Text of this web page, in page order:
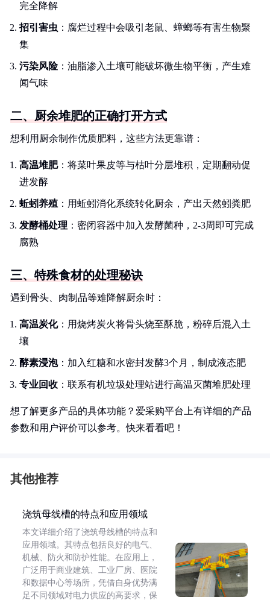
完全降解
招引害虫 ：腐烂过程中会吸引老鼠、蟑螂等有害生物聚
集
污染风险：油脂渗入土壤可能破坏微生物平衡，产生难
闻气味
二、厨余堆肥的正确打开方式
想利用厨余制作优质肥料，这些方法更靠谱：
高温堆肥：将菜叶果皮等与枯叶分层堆积，定期翻动促
进发酵
蚯蚓养殖 ：用蚯蚓消化系统转化厨余，产出天然蚓粪肥
发酵桶处理 ：密闭容器中加入发酵菌种，2-3周即可完成
腐熟
三、特殊食材的处理秘诀
遇到骨头、肉制品等难降解厨余时：
高温炭化：用烧烤炭火将骨头烧至酥脆，粉碎后混入土
壤
酵素浸泡：加入红糖和水密封发酵3个月，制成液态肥
专业回收 ：联系有机垃圾处理站进行高温灭菌堆肥处理
想了解更多产品的具体功能？爱采购平台上有详细的产品
参数和用户评价可以参考。快来看看吧！
其他推荐
浇筑母线槽的特点和应用领域
本文详细介绍了浇筑母线槽的特点和
应用领域。其特点包括良好的电气、
机械、防火和防护性能。在应用上，
广泛用于商业建筑、工业厂房、医院
和数据中心等场所，凭借自身优势满
足不同领域对电力供应的高要求，保